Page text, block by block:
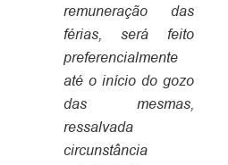
remuneração das
férias, será feito
preferencialmente
até o início do gozo
das mesmas,
ressalvada
circunstância